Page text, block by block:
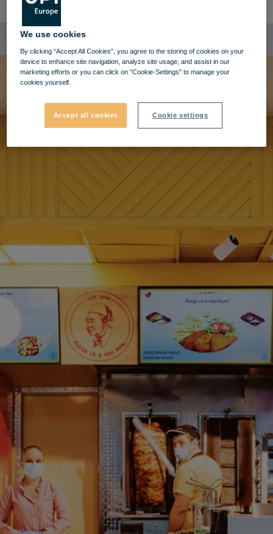
We use cookies
By clicking “Accept All Cookies”, you agree to the storing of cookies on your
device to enhance site navigation, analyze site usage, and assist in our
marketing efforts or you can click on "Cookie-Settings" to manage your
cookies yourself.
Accept all cookies Cookie settings